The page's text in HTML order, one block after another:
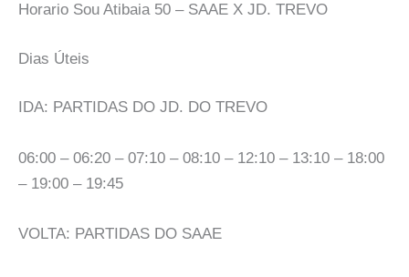
Horario Sou Atibaia 50 – SAAE X JD. TREVO
Dias Úteis
IDA: PARTIDAS DO JD. DO TREVO
06:00 – 06:20 – 07:10 – 08:10 – 12:10 – 13:10 – 18:00
– 19:00 – 19:45
VOLTA: PARTIDAS DO SAAE